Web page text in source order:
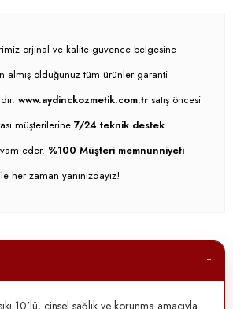
orjinal ve kalite güvence belgesine
almış olduğunuz tüm ürünler garanti
www.aydinckozmetik.com.tr satış öncesi
müşterilerine 7/24 teknik destek
eder. %100 Müşteri memnunniyeti
her zaman yanınızdayız!
10'lü, cinsel sağlık ve korunma amacıyla